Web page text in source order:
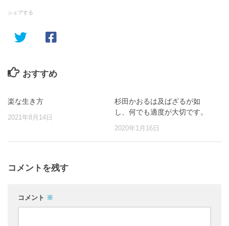
シェアする
おすすめ
楽な生き方
2021年8月14日
杉田かおるは及ばざるが如
し、何でも適度が大切です。
2020年1月16日
コメントを残す
コメント ※